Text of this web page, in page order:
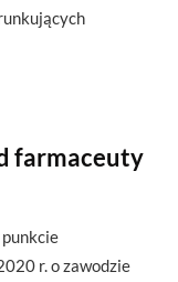
farmaceuty
r. o zawodzie